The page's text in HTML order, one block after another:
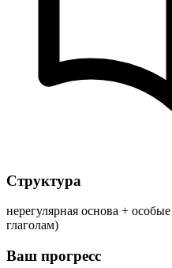
Структура
нерегулярная основа +
глаголам)
Ваш прогресс